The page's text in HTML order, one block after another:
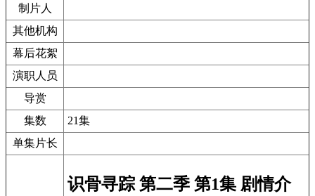
制片人
其他机构
幕后花絮
演职人员
导赏
集数
21集
单集片长
识骨寻踪 第二季 第1集 剧情介